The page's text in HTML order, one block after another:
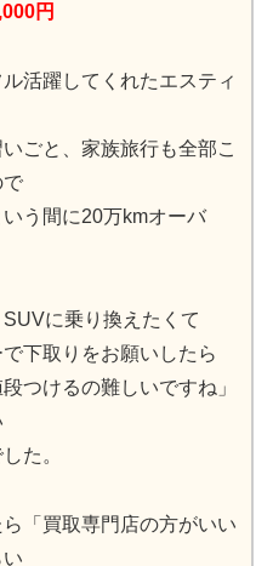
円
活躍してくれたエスティ
ごと、家族旅行も全部こ
で
う間に20万kmオーバ
に乗り換えたくて
下取りをお願いしたら
つけるの難しいですね」
た。
「買取専門店の方がいい